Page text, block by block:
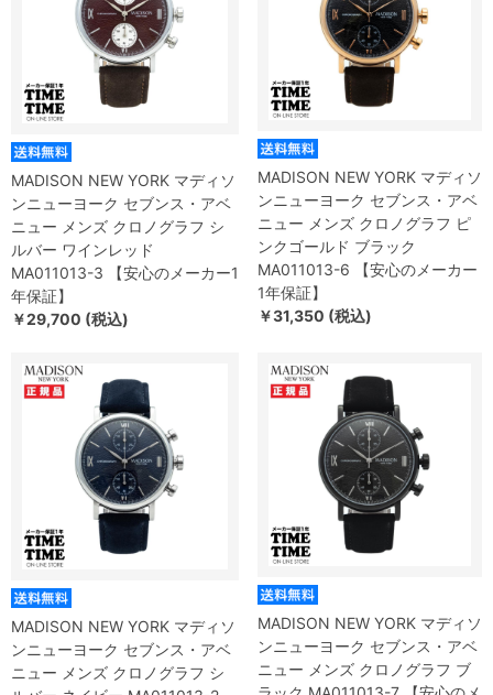
MADISON NEW YORK マディソ
ンニューヨーク セブンス・アベ
ニュー メンズ クロノグラフ シ
ルバー ワインレッド
MA011013-3 【安心のメーカー1
年保証】
￥29,700 (税込)
MADISON NEW YORK マディソ
ンニューヨーク セブンス・アベ
ニュー メンズ クロノグラフ ピ
ンクゴールド ブラック
MA011013-6 【安心のメーカー
1年保証】
￥31,350 (税込)
MADISON NEW YORK マディソ
ンニューヨーク セブンス・アベ
ニュー メンズ クロノグラフ シ
MADISON NEW YORK マディソ
ンニューヨーク セブンス・アベ
ニュー メンズ クロノグラフ ブ